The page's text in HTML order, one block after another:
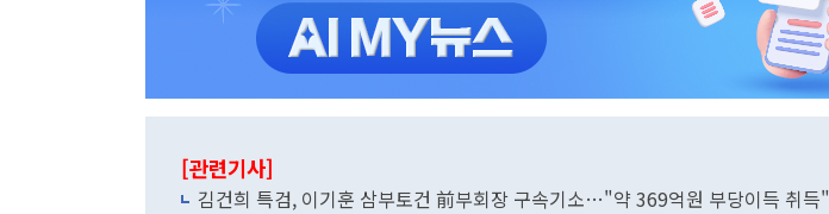
[관련기사]
김건희 특검, 이기훈 삼부토건 前부회장 구속기소…"약 369억원 부당이득 취득"